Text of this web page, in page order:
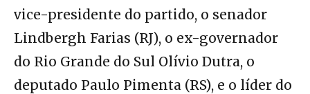
vice-presidente do partido, o senador
Lindbergh Farias (RJ), o ex-governador
do Rio Grande do Sul Olívio Dutra, o
deputado Paulo Pimenta (RS), e o líder do